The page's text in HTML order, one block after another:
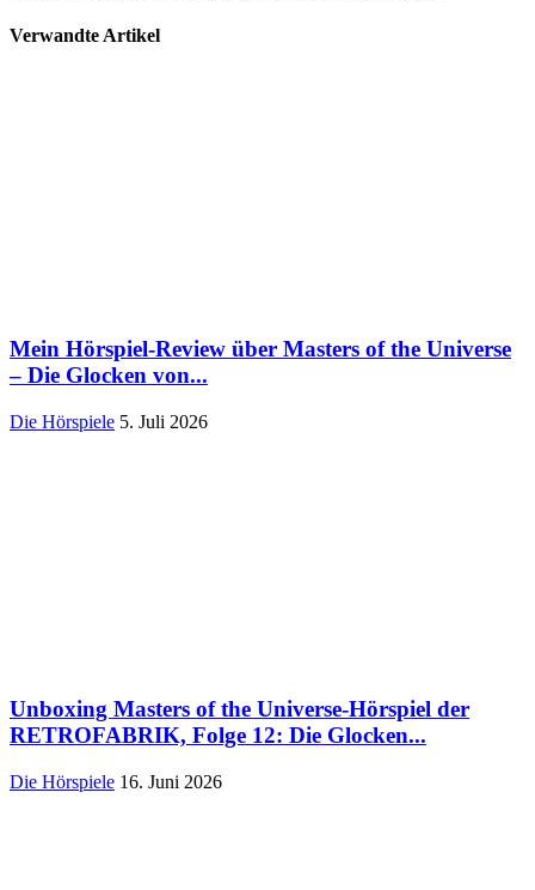
Verwandte Artikel
Mein Hörspiel-Review über Masters of the Universe
– Die Glocken von...
Die Hörspiele 5. Juli 2026
Unboxing Masters of the Universe-Hörspiel der
RETROFABRIK, Folge 12: Die Glocken...
Die Hörspiele 16. Juni 2026